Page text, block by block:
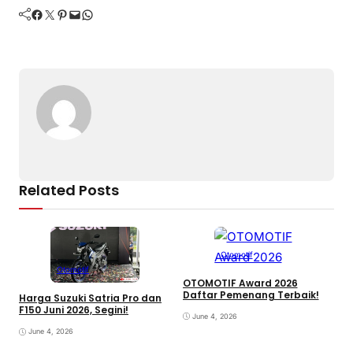
Facebook Twitter Pinterest Mail WhatsApp
Related Posts
Otomotif
Harga Suzuki Satria Pro dan
F150 Juni 2026, Segini!
June 4, 2026
Otomotif
OTOMOTIF Award 2026
Daftar Pemenang Terbaik!
June 4, 2026